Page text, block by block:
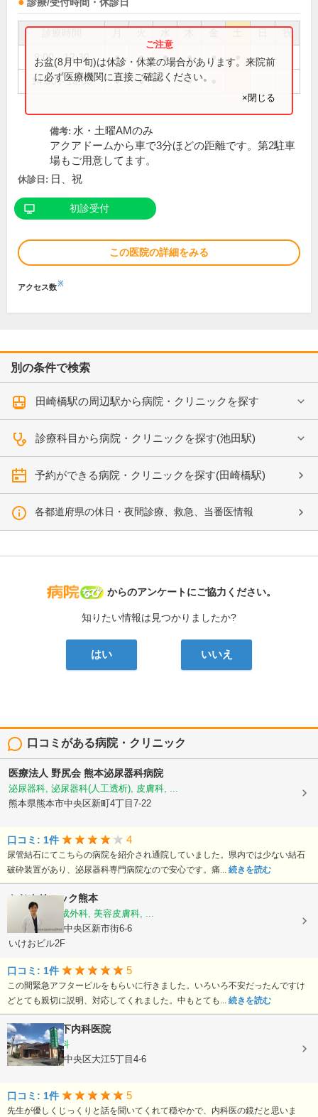
診療/受付時間・休診日
祝
9:00～12:30 ● ● ● ● ●
14:00～18:00 ● ● ●
お盆(8月中旬)は休診・休業の場合があります。来院前
に必ず医療機関に直接ご確認ください。
×閉じる
備考: 水・土曜AMのみ
アクアドームから車で3分ほどの距離です。第2駐車
場もご用意してます。
休診日: 日、祝
初診受付
この医院の詳細をみる
アクセス数※
別の条件で検索
田崎橋駅の周辺駅から病院・クリニックを探す
診療科目から病院・クリニックを探す(池田駅)
予約ができる病院・クリニックを探す(田崎橋駅)
各都道府県の休日・夜間診療、救急、当番医情報
病院なび
からのアンケートにご協力ください。
知りたい情報は見つかりましたか?
はい いいえ
口コミがある病院・クリニック
医療法人 野尻会 熊本泌尿器科病院
泌尿器科, 泌尿器科(人工透析), 皮膚科, ...
熊本県熊本市中央区新町4丁目7-22
口コミ: 1件 4
尿管結石にてこちらの病院を紹介され通院していました。県内では少ない結石
破砕装置があり、泌尿器科専門病院なので安心です。痛... 続きを読む
かじクリニック熊本
美容外科, 形成外科, 美容皮膚科, ...
熊本県熊本市中央区新市街6-6
いけおビル2F
口コミ: 1件 5
この間緊急アフターピルをもらいに行きました。いろいろ不安だったんですけ
どとても親切に説明、対応してくれました。中もとても... 続きを読む
医療法人竹下内科医院
内科, 胃腸内科
熊本県熊本市中央区大江5丁目4-6
口コミ: 1件 5
先生が優しくじっくりと話を聞いてくれて穏やかで、内科医の鏡だと思いま